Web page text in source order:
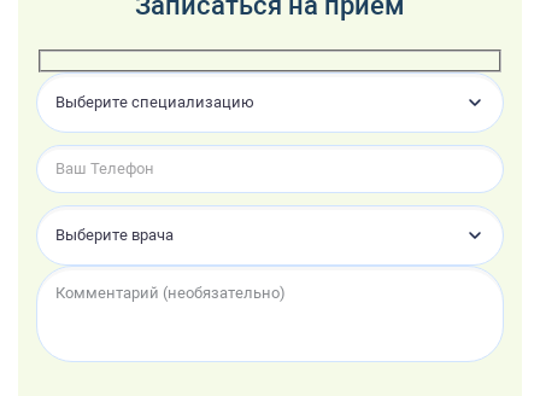
Выберите специализацию
Выберите врача